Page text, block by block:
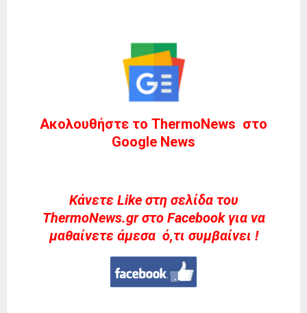
Ακολουθήστε το ThermoNews στο
Google News
Kάνετε Like στη σελίδα του
ThermoNews.gr στο Facebook για να
μαθαίνετε άμεσα ό,τι συμβαίνει !